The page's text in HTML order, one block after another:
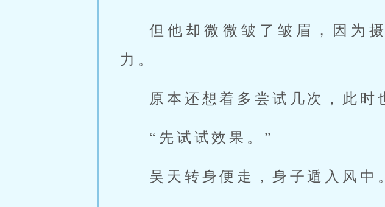
但他却微微皱了皱眉，因为
力。
原本还想着多尝试几次，此时
“先试试效果。”
吴天转身便走，身子遁入风中